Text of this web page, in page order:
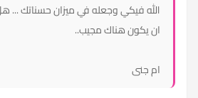
الله فيكي وجعله في ميزان حسناتك ...
ان يكون هناك مجيب..
ام جنى